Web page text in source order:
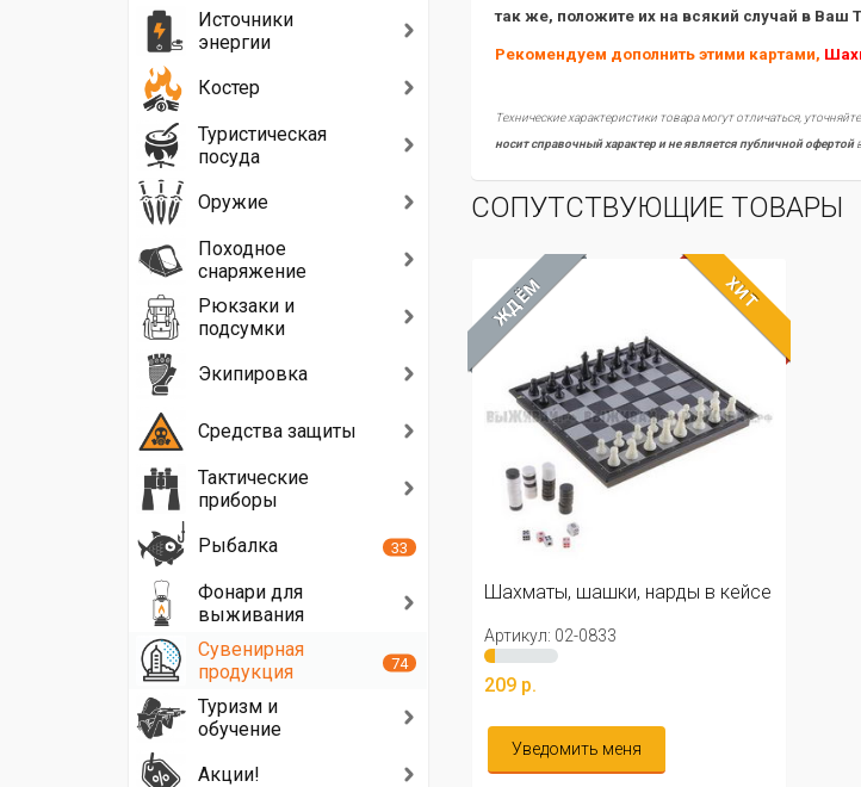
так же, положите их на всякий случай в
Рекомендуем дополнить этими картами,
Технические характеристики товара могут отличаться,
носит справочный характер и не является публичной офертой
СОПУТСТВУЮЩИЕ ТОВАРЫ
ЖДЁМ ХИТ
Шахматы, шашки, нарды в кейсе
Артикул: 02-0833
209 р.
Уведомить меня
Источники
энергии
Костер
Туристическая
посуда
Оружие
Походное
снаряжение
Рюкзаки и
подсумки
Экипировка
Средства защиты
Тактические
приборы
Рыбалка
33
Фонари для
выживания
Сувенирная
продукция
74
Туризм и
обучение
Акции!